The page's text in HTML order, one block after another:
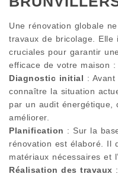
Une rénovation globale
travaux de bricolage. Elle
cruciales pour garantir
efficace de votre maison :
Diagnostic initial :
connaître la situation
par un audit énergétique,
améliorer.
Planification : Sur la
rénovation est élaboré. Il
matériaux nécessaires et
Réalisation des travaux